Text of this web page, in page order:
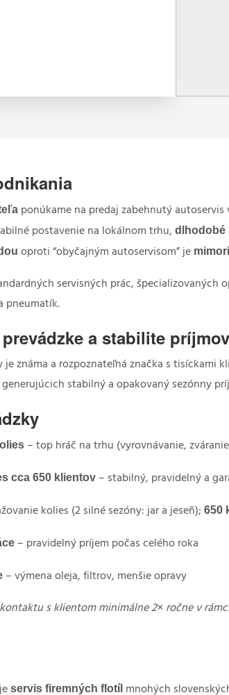
ponúkame na predaj zabehnutý
postavenie na lokálnom trhu, dlhodobé
oproti “obyčajným autoservisom” je
servisných prác, špecializovaných
pneumatík.
a stabilite príjmov
známa a rozpoznateľná značka s
stabilný a opakovaný sezónny
– top hráč na trhu (vyrovnávanie,
cca 650 klientov – stabilný, pravidelný a
kolies (2 silné sezóny: jar a jeseň); 650
– pravidelný príjem počas celého roka
– výmena oleja, filtrov, menšie opravy
s klientom minimálne 2× ročne v
servis firemných flotíl mnohých